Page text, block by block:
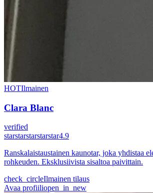
HOTIlmainen
Clara Blanc
verified
starstarstarstarstar4.9
Ranskalaistaustainen kaunotar, joka yhdistaa
rohkeuden. Eksklusiivista sisaltoa paivittain.
check_circleIlmainen tilaus
Avaa profiiliopen_in_new